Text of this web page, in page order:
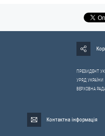
ПРЕЗИДЕНТ
УРЯД УКРАЇНИ
ВЕРХОВНА
Контактна інформація